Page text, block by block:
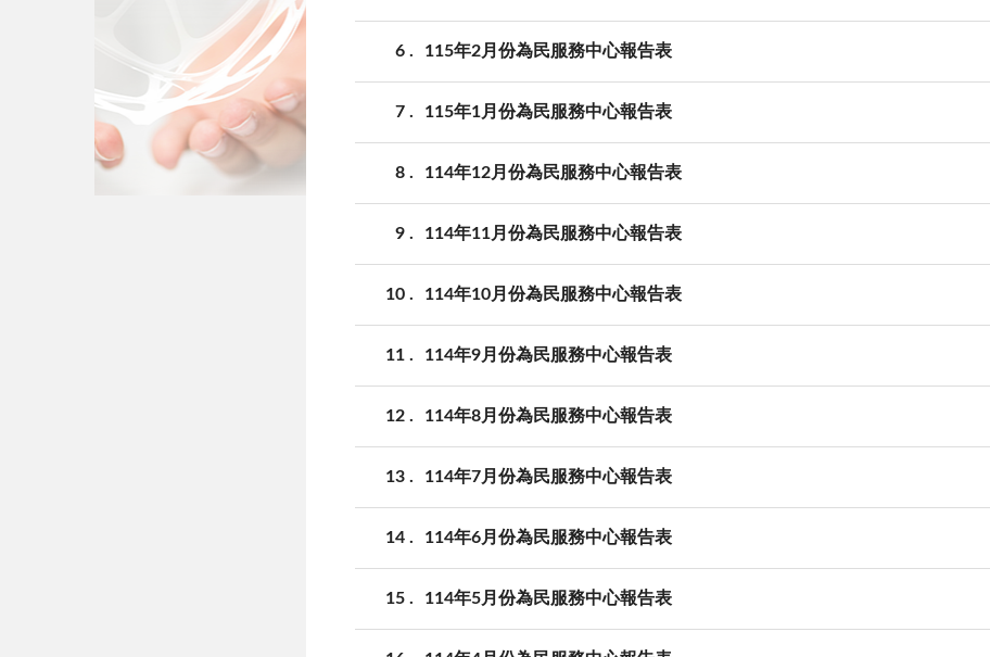
6 115年2月份為民服務中心報告表
7 115年1月份為民服務中心報告表
8 114年12月份為民服務中心報告表
9 114年11月份為民服務中心報告表
10 114年10月份為民服務中心報告表
11 114年9月份為民服務中心報告表
12 114年8月份為民服務中心報告表
13 114年7月份為民服務中心報告表
14 114年6月份為民服務中心報告表
15 114年5月份為民服務中心報告表